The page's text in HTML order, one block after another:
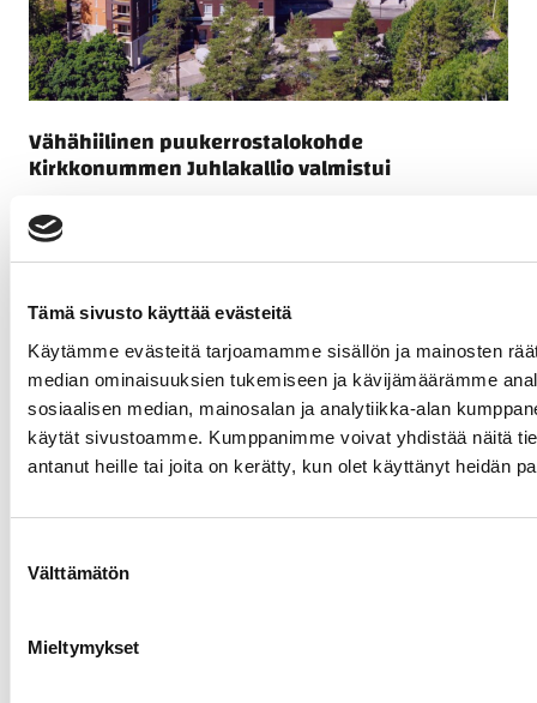
Tämä sivusto käyttää evästeitä
Käytämme evästeitä tarjoamamme sisällön ja mainosten
median ominaisuuksien tukemiseen ja kävijämäärämme
sosiaalisen median, mainosalan ja analytiikka-alan
käytät sivustoamme. Kumppanimme voivat yhdistää näitä
antanut heille tai joita on kerätty, kun olet käyttänyt heidän
valinta
Välttämätön
Mieltymykset
Vähähiilinen puukerrostalokohde
Kirkkonummen Juhlakallio valmistui
Vuosaareen